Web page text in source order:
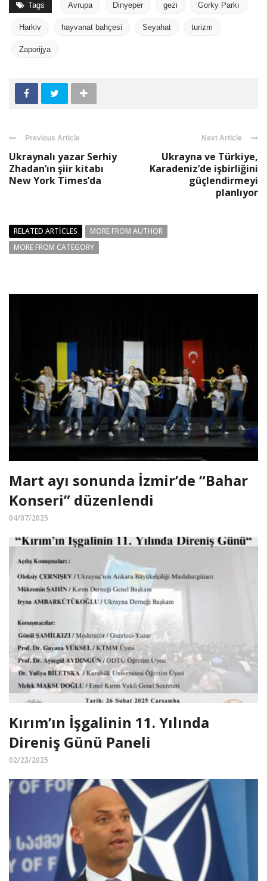
Tags Avrupa Dinyeper gezi Gorky Parkı
Harkiv hayvanat bahçesi Seyahat turizm
Zaporijya
Previous Article
Ukraynalı yazar Serhiy
Zhadan’ın şiir kitabı
New York Times’da
Next Article
Ukrayna ve Türkiye,
Karadeniz’de işbirliğini
güçlendirmeyi
planlıyor
RELATED ARTICLES
MORE FROM AUTHOR
MORE FROM CATEGORY
Mart ayı sonunda İzmir’de “Bahar
Konseri” düzenlendi
04/07/2025
Kırım’ın İşgalinin 11. Yılında
Direniş Günü Paneli
02/23/2025